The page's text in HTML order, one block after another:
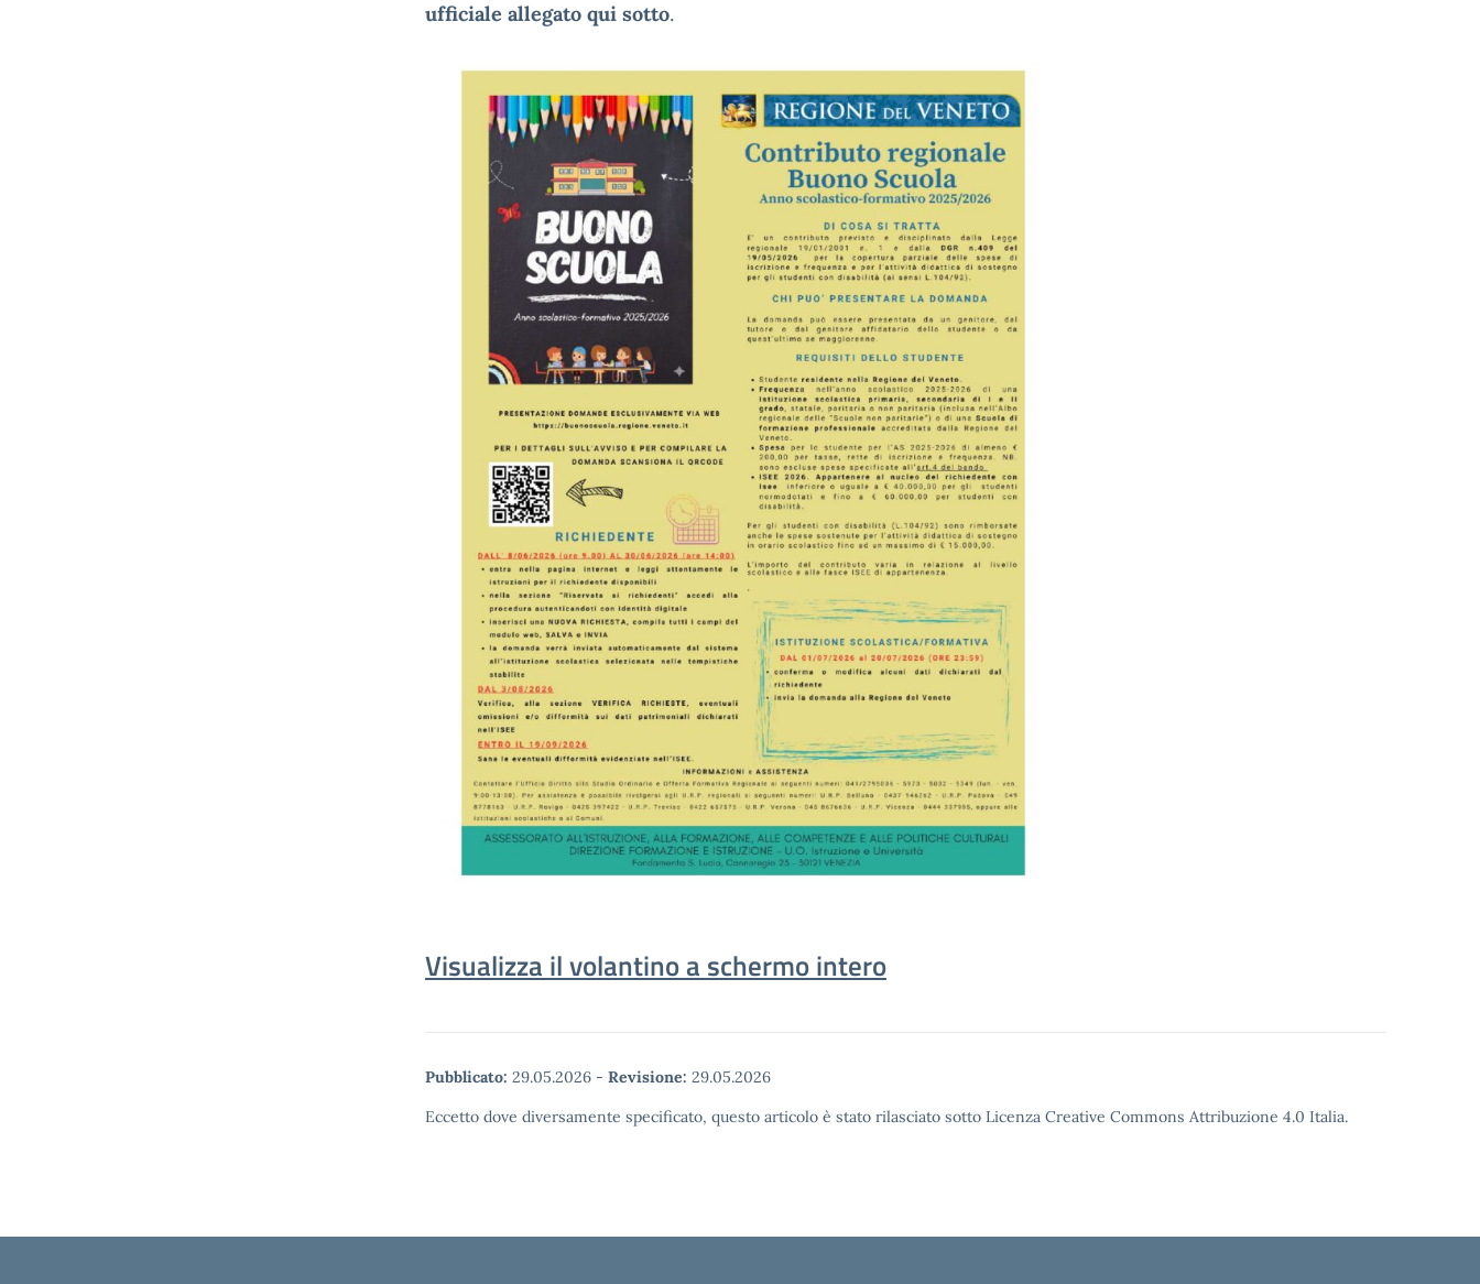
ufficiale allegato qui sotto.
Visualizza il volantino a schermo intero
Pubblicato: 29.05.2026 - Revisione: 29.05.2026
Eccetto dove diversamente specificato, questo articolo è stato rilasciato sotto Licenza Creative Commons Attribuzione 4.0 Italia.